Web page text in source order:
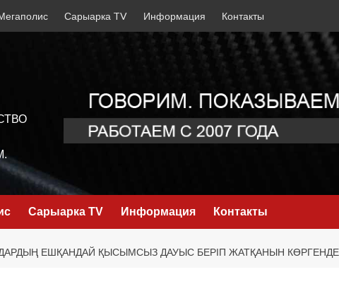
Сарыарка TV Информация Контакты
Сарыарка TV Информация Контакты
ЕШҚАНДАЙ ҚЫСЫМСЫЗ ДАУЫС БЕРІП ЖАТҚАНЫН